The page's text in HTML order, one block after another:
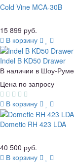
Cold Vine MCA-30B
15 899 руб.
В корзину
Indel B KD50 Drawer
В наличии в Шоу-Руме
Цена по запросу
В корзину
Dometic RH 423 LDA
40 500 руб.
В корзину